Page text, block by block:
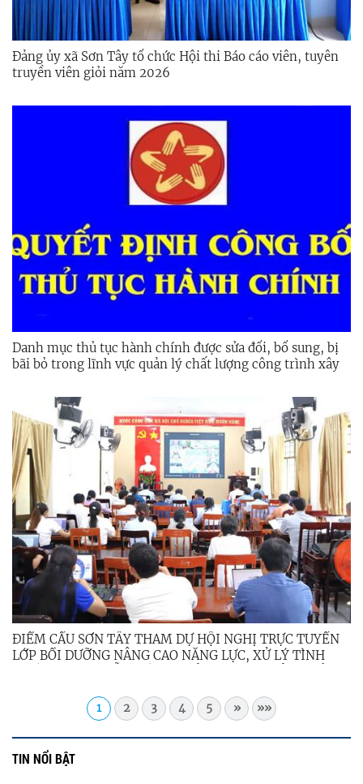
Đảng ủy xã Sơn Tây tổ chức Hội thi Báo cáo viên, tuyên
truyền viên giỏi năm 2026
Danh mục thủ tục hành chính được sửa đổi, bổ sung, bị
bãi bỏ trong lĩnh vực quản lý chất lượng công trình xây
ĐIỂM CẦU SƠN TÂY THAM DỰ HỘI NGHỊ TRỰC TUYẾN
LỚP BỒI DƯỠNG NÂNG CAO NĂNG LỰC, XỬ LÝ TÌNH
1 2 3 4 5 » »»
TIN NỔI BẬT